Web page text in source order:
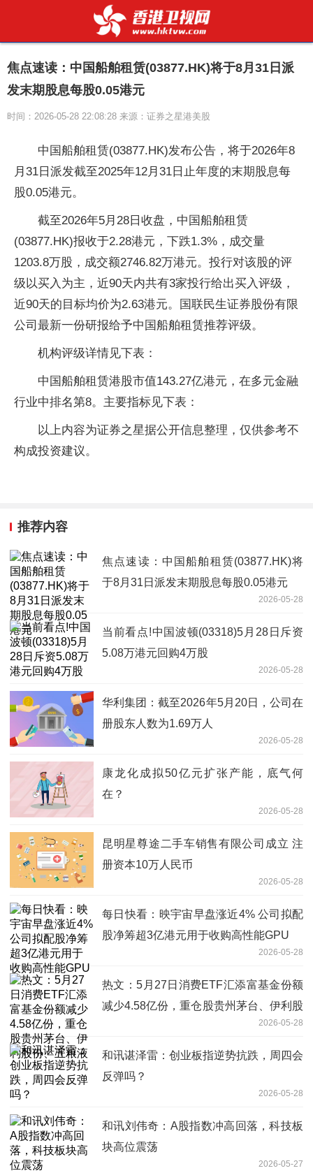
焦点速读：中国船舶租赁(03877.HK)将于8月31日派
发末期股息每股0.05港元
时间：2026-05-28 22:08:28 来源：证券之星港美股
中国船舶租赁(03877.HK)发布公告，将于2026年8
月31日派发截至2025年12月31日止年度的末期股息每
股0.05港元。
截至2026年5月28日收盘，中国船舶租赁
(03877.HK)报收于2.28港元，下跌1.3%，成交量
1203.8万股，成交额2746.82万港元。投行对该股的评
级以买入为主，近90天内共有3家投行给出买入评级，
近90天的目标均价为2.63港元。国联民生证券股份有限
公司最新一份研报给予中国船舶租赁推荐评级。
机构评级详情见下表：
中国船舶租赁港股市值143.27亿港元，在多元金融
行业中排名第8。主要指标见下表：
以上内容为证券之星据公开信息整理，仅供参考不
构成投资建议。
推荐内容
焦点速读：中国船舶租赁(03877.HK)将
于8月31日派发末期股息每股0.05港元
2026-05-28
当前看点!中国波顿(03318)5月28日斥资
5.08万港元回购4万股
2026-05-28
华利集团：截至2026年5月20日，公司在
册股东人数为1.69万人
2026-05-28
康龙化成拟50亿元扩张产能，底气何
在？
2026-05-28
昆明星尊途二手车销售有限公司成立 注
册资本10万人民币
2026-05-28
每日快看：映宇宙早盘涨近4% 公司拟配
股净筹超3亿港元用于收购高性能GPU
2026-05-28
热文：5月27日消费ETF汇添富基金份额
减少4.58亿份，重仓股贵州茅台、伊利股
2026-05-28
和讯谌泽雷：创业板指逆势抗跌，周四会
反弹吗？
2026-05-28
和讯刘伟奇：A股指数冲高回落，科技板
块高位震荡
2026-05-27